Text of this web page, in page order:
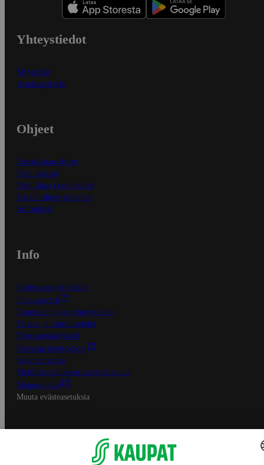
Yhteystiedot
Myymälät
Asiakaspalvelu
Ohjeet
Ensitilaajan ohjeet
Näin maksat
Näin tilaat ja muokkaat
Kaikki ohjeet ja vinkit
In English
Info
S-Business yrityksille
Oiva-raportit
Osuuskauppojen yhteystiedot
Tilaus- ja toimitusehdot
Tietosuojakäytäntö
Palvelun käyttöehdot
Saavutettavuus
Mobiilisovelluksen saavutettavuus
Mainostajalle
Muuta evästeasetuksia
S-ryhmän palvelut